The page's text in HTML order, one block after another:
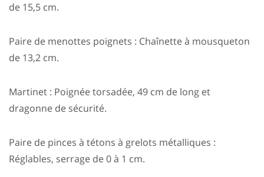
de 15,5 cm.
Paire de menottes poignets : Chaînette à mousqueton
de 13,2 cm.
Martinet : Poignée torsadée, 49 cm de long et
dragonne de sécurité.
Paire de pinces à tétons à grelots métalliques :
Réglables, serrage de 0 à 1 cm.